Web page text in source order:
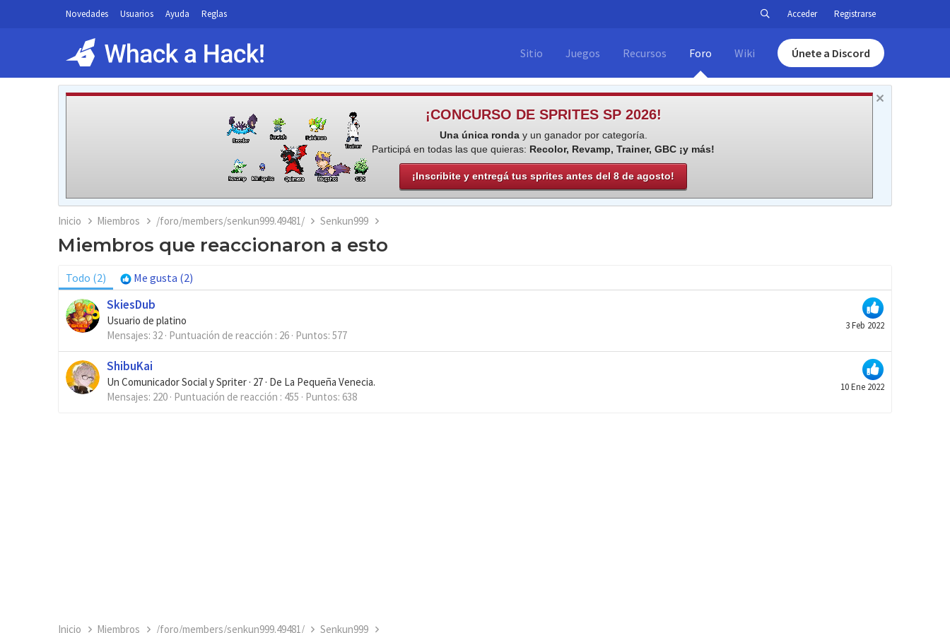
Novedades Usuarios Ayuda Reglas Acceder Registrarse
Sitio Juegos Recursos Foro Wiki Únete a Discord
¡CONCURSO DE SPRITES SP 2026!
Una única ronday un ganador por categoría.
Participá en todas las que quieras: Recolor, Revamp, Trainer, GBC ¡y más!
¡Inscribite y entregá tus sprites antes del 8 de agosto!
Inicio Miembros /foro/members/senkun999.49481/ Senkun999
Miembros que reaccionaron a esto
Todo (2) Me gusta (2)
3 Feb 2022
SkiesDub
Usuario de platino
Mensajes 32 Puntuación de reacción 26 Puntos 577
10 Ene 2022
ShibuKai
Un Comunicador Social y Spriter · 27 · De La Pequeña Venecia.
Mensajes 220 Puntuación de reacción 455 Puntos 638
Inicio Miembros /foro/members/senkun999.49481/ Senkun999